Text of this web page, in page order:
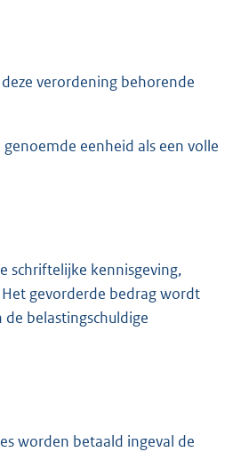
verordening behorende
eenheid als een volle
schriftelijke kennisgeving,
gevorderde bedrag wordt
belastingschuldige
worden betaald ingeval de